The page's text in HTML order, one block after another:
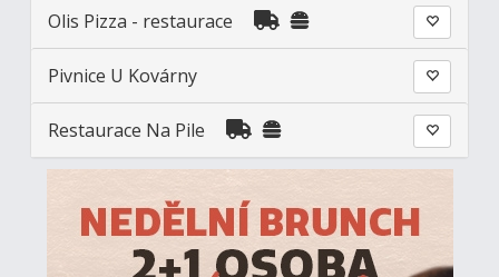
Olis Pizza - restaurace
Pivnice U Kovárny
Restaurace Na Pile